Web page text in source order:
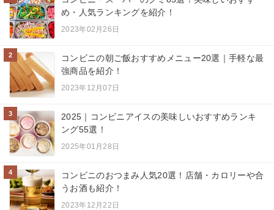
め・人気ランキングを紹介！
2023年02月26日
2
コンビニの朝ご飯おすすめメニュー20選｜手軽な最
強商品を紹介！
2023年12月07日
3
2025｜コンビニアイスの美味しいおすすめランキ
ング55選！
2025年01月28日
4
コンビニのおつまみ人気20選！店舗・カロリーや合
うお酒も紹介！
2023年12月22日